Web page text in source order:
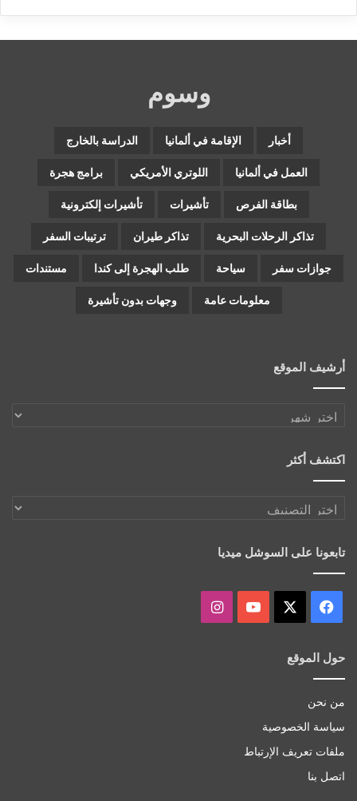
وسوم
أخبار الإقامة في ألمانيا الدراسة بالخارج
العمل في ألمانيا اللوتري الأمريكي برامج هجرة
بطاقة الفرص تأشيرات تأشيرات إلكترونية
تذاكر الرحلات البحرية تذاكر طيران ترتيبات السفر
جوازات سفر سياحة طلب الهجرة إلى كندا مستندات
معلومات عامة وجهات بدون تأشيرة
أرشيف الموقع
أرشيف
اكتشف أكثر
اكتشف
تابعونا على السوشل ميديا
فيسبوك ‫YouTubeانستقرام
حول الموقع
من نحن
سياسة الخصوصية
ملفات تعريف الإرتباط
اتصل بنا